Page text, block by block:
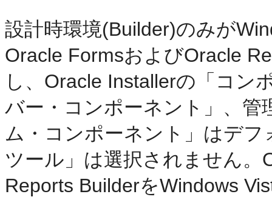
設計時環境(Builder)のみが
Oracle FormsおよびOracle
し、Oracle Installerの「コン
バー・コンポーネント」 、 管
ム・コンポーネント」 はデフ
ツール」 は選択されません。
Reports BuilderをWindows